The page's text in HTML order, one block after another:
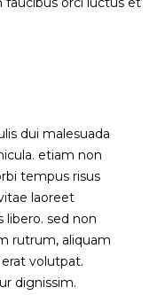
dui malesuada
etiam non
tempus risus
laoreet
libero. sed non
rutrum, aliquam
volutpat.
dignissim.